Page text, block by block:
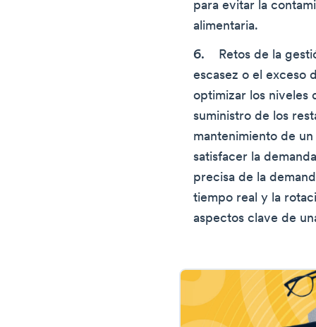
para evitar la
alimentaria.
Retos de la
escasez o el exceso
optimizar los niveles
suministro de los
mantenimiento de
satisfacer la
precisa de la
tiempo real y la
aspectos clave de